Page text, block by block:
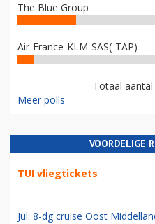
The Blue Group
Air-France-KLM-SAS(-TAP)
Totaal
Meer polls
VOORDELIGE
TUI vliegtickets
Jul: 8-dg cruise Oost